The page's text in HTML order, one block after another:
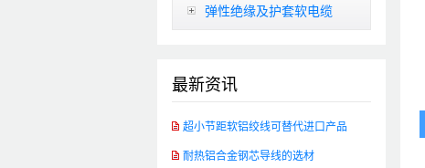
弹性绝缘及护套软电缆
最新资讯
超小节距软铝绞线可替代进口产品
耐热铝合金钢芯导线的选材